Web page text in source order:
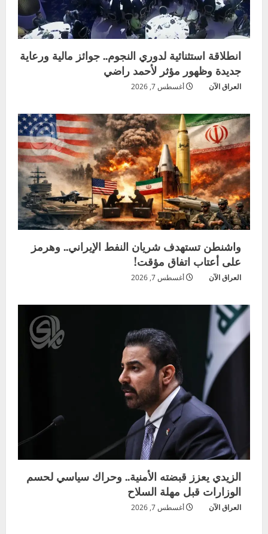
انطلاقة استثنائية لدوري النجوم.. جوائز مالية ورعاية
جديدة وظهور مؤثر لأحمد راضي
العراق الآن أغسطس 7, 2026
واشنطن تستهدف شريان النفط الإيراني.. وهرمز
على أعتاب اتفاق مؤقت!
العراق الآن أغسطس 7, 2026
الزيدي يعزز قبضته الأمنية.. وحراك سياسي لحسم
الوزارات قبل مهلة السلاح
العراق الآن أغسطس 7, 2026